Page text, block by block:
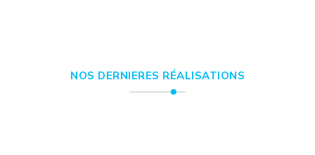
NOS DERNIERES RÉALISATIONS